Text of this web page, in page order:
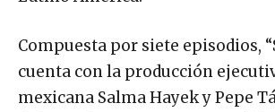
Compuesta por siete episodios,
cuenta con la producción
mexicana Salma Hayek y Pepe